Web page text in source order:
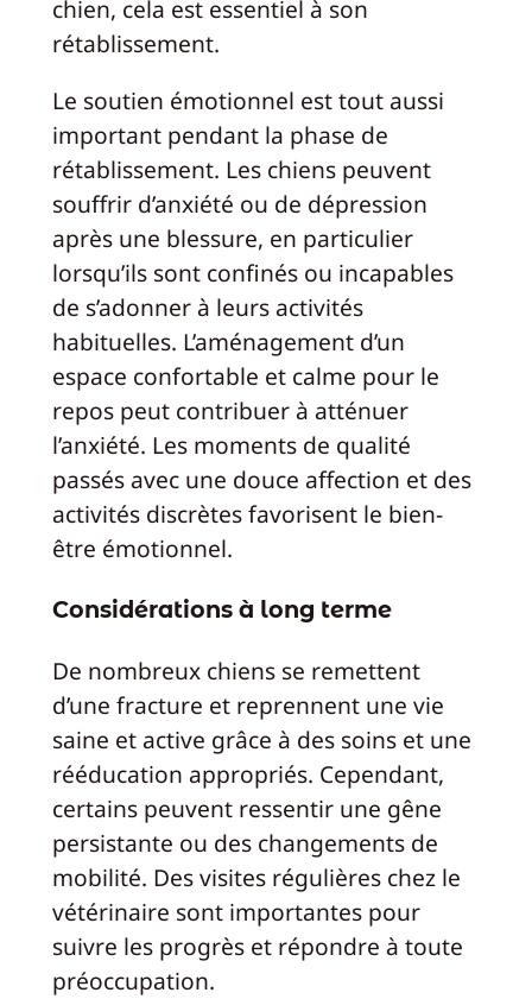
chien, cela est essentiel à son
rétablissement.
Le soutien émotionnel est tout aussi
important pendant la phase de
rétablissement. Les chiens peuvent
souffrir d’anxiété ou de dépression
après une blessure, en particulier
lorsqu’ils sont confinés ou incapables
de s’adonner à leurs activités
habituelles. L’aménagement d’un
espace confortable et calme pour le
repos peut contribuer à atténuer
l’anxiété. Les moments de qualité
passés avec une douce affection et des
activités discrètes favorisent le bien-
être émotionnel.
Considérations à long terme
De nombreux chiens se remettent
d’une fracture et reprennent une vie
saine et active grâce à des soins et une
rééducation appropriés. Cependant,
certains peuvent ressentir une gêne
persistante ou des changements de
mobilité. Des visites régulières chez le
vétérinaire sont importantes pour
suivre les progrès et répondre à toute
préoccupation.